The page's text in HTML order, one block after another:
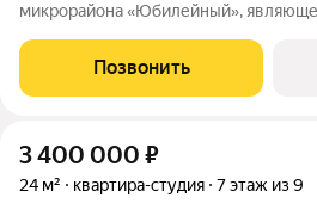
микрорайона «Юбилейный»,
на участке между ул. Волгоградская
на с. Кочкурово (в районе реки Тавла).
Позвонить
3 400 000 ₽
24 м² квартира-студия 7 этаж из 9